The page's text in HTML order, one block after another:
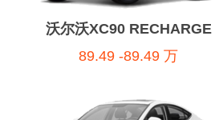
沃尔沃XC90 RECHARGE
89.49 -89.49 万